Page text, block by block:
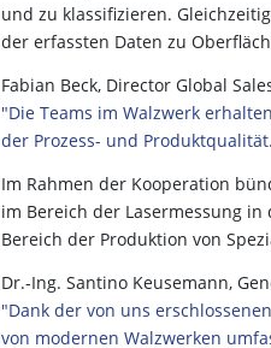
und zu klassifizieren.
der erfassten Daten zu
Fabian Beck, Director Global
"Die Teams im Walzwerk
der Prozess- und
Im Rahmen der Kooperation
im Bereich der Lasermessung
Bereich der Produktion von
Dr.-Ing. Santino Keusemann,
"Dank der von uns
von modernen Walzwerken